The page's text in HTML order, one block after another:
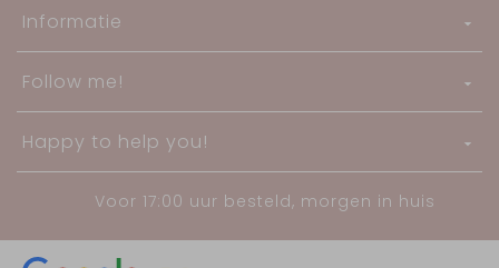
Informatie
Follow me!
Happy to help you!
Voor 17:00 uur besteld, morgen in huis